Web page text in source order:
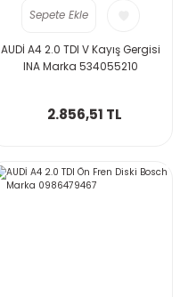
Sepete Ekle
AUDİ A4 2.0 TDI V Kayış Gergisi
INA Marka 534055210
2.856,51 TL